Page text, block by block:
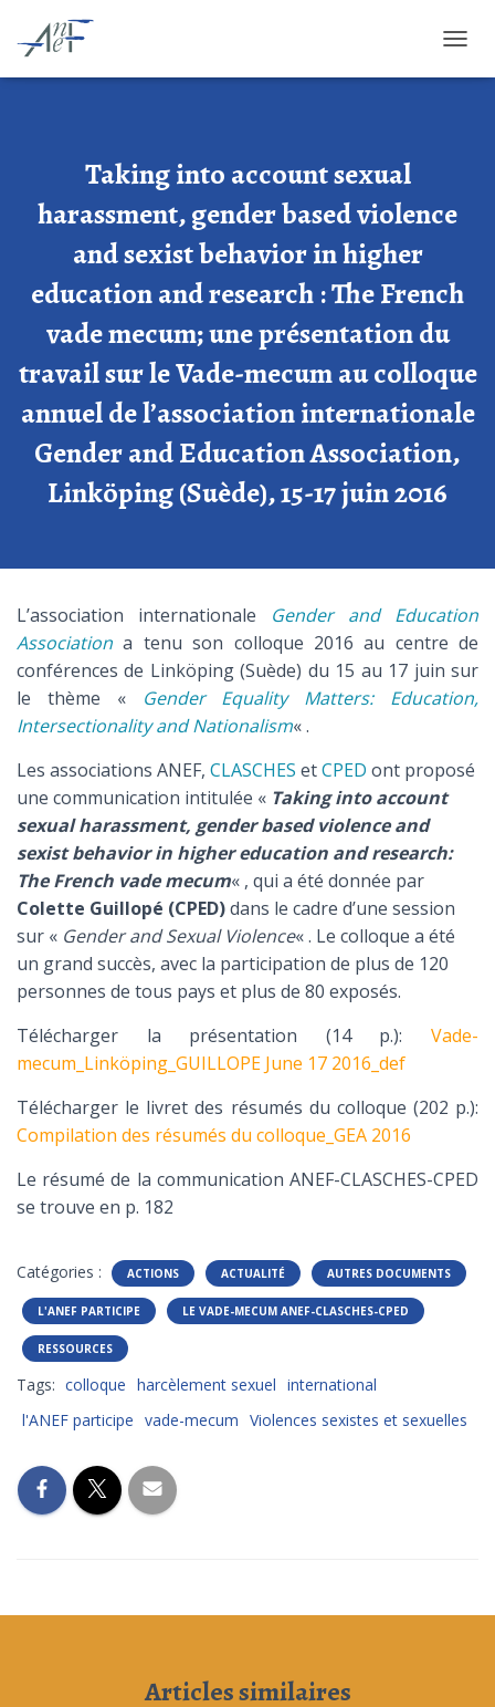
Taking into account sexual
harassment, gender based violence
and sexist behavior in higher
education and research : The French
vade mecum; une présentation du
travail sur le Vade-mecum au colloque
annuel de l’association internationale
Gender and Education Association,
Linköping (Suède), 15-17 juin 2016
L’association internationale Gender and Education
Association a tenu son colloque 2016 au centre de
conférences de Linköping (Suède) du 15 au 17 juin sur
le thème «
Gender Equality Matters: Education,
Intersectionality and Nationalism« .
Les associations ANEF, CLASCHES etCPED ont proposé
une communication intitulée « Taking into account
sexual harassment, gender based violence and
sexist behavior in higher education and research:
The French vade mecum« , qui a été donnée par
Colette Guillopé (CPED)dans le cadre d’une session
sur « Gender and Sexual Violence« . Le colloque a été
un grand succès, avec la participation de plus de 120
personnes de tous pays et plus de 80 exposés.
Télécharger la présentation (14 p.): Vade-
mecum_Linköping_GUILLOPE June 17 2016_def
Télécharger le livret des résumés du colloque (202 p.):
Compilation des résumés du colloque_GEA 2016
Le résumé de la communication ANEF-CLASCHES-CPED
se trouve en p. 182
Catégories : ACTIONS ACTUALITÉ AUTRES DOCUMENTS
L'ANEF PARTICIPE LE VADE-MECUM ANEF-CLASCHES-CPED
RESSOURCES
Tags: colloque harcèlement sexuel international
l'ANEF participe vade-mecum Violences sexistes et sexuelles
Articles similaires